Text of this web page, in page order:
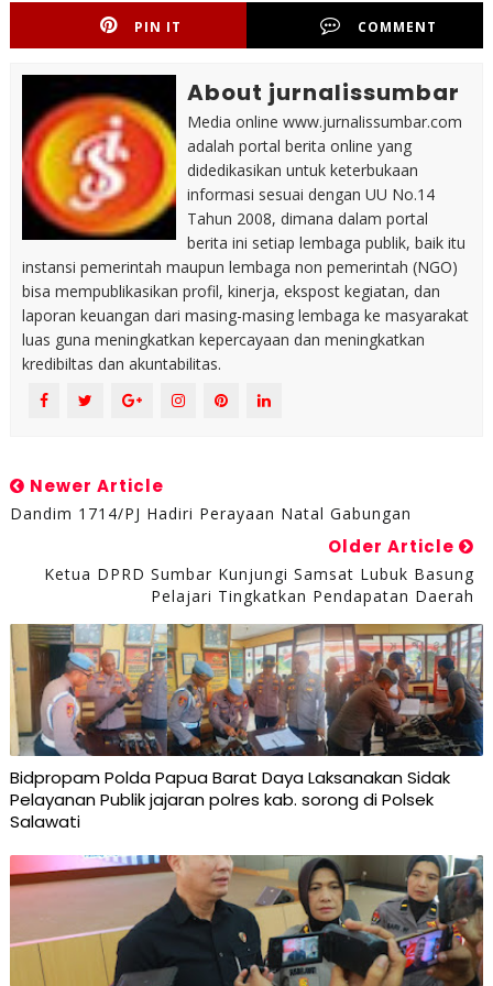
PIN IT COMMENT
About jurnalissumbar
Media online www.jurnalissumbar.com
adalah portal berita online yang
didedikasikan untuk keterbukaan
informasi sesuai dengan UU No.14
Tahun 2008, dimana dalam portal
berita ini setiap lembaga publik, baik itu
instansi pemerintah maupun lembaga non pemerintah (NGO)
bisa mempublikasikan profil, kinerja, ekspost kegiatan, dan
laporan keuangan dari masing-masing lembaga ke masyarakat
luas guna meningkatkan kepercayaan dan meningkatkan
kredibiltas dan akuntabilitas.
Newer Article
Dandim 1714/PJ Hadiri Perayaan Natal Gabungan
Older Article
Ketua DPRD Sumbar Kunjungi Samsat Lubuk Basung
Pelajari Tingkatkan Pendapatan Daerah
Bidpropam Polda Papua Barat Daya Laksanakan Sidak
Pelayanan Publik jajaran polres kab. sorong di Polsek
Salawati